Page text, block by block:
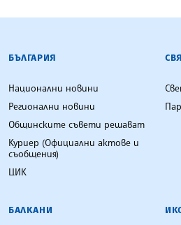
БЪЛГАРСКА
БЪЛГАРИЯ
Национални новини
Регионални новини
Общинските съвети решават
Куриер (Официални актове и
съобщения)
ЦИК
БАЛКАНИ